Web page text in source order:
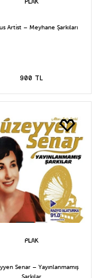
Artist – Meyhane Şarkıları
900 TL
Senar – Yayınlanmamış
Şarkılar